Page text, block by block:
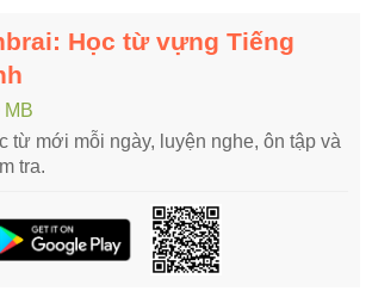
Học từ vựng Tiếng
MB
từ mới mỗi ngày, luyện nghe, ôn tập và
tra.